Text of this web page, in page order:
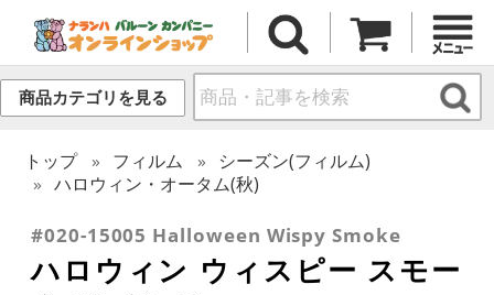
商品カテゴリを見る
トップ フィルム
シーズン(フィルム)
ハロウィン・オータム(秋)
#020-15005 Halloween Wispy Smoke
ハロウィン ウィスピー スモー